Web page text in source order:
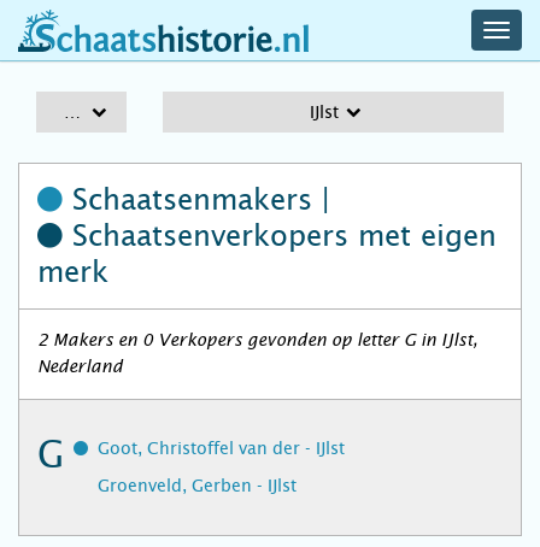
schaatshistorie.nl
IJlst
Schaatsenmakers |
Schaatsenverkopers met eigen
merk
2 Makers en 0 Verkopers gevonden op letter G in IJlst,
Nederland
G
Goot, Christoffel van der - IJlst
Groenveld, Gerben - IJlst